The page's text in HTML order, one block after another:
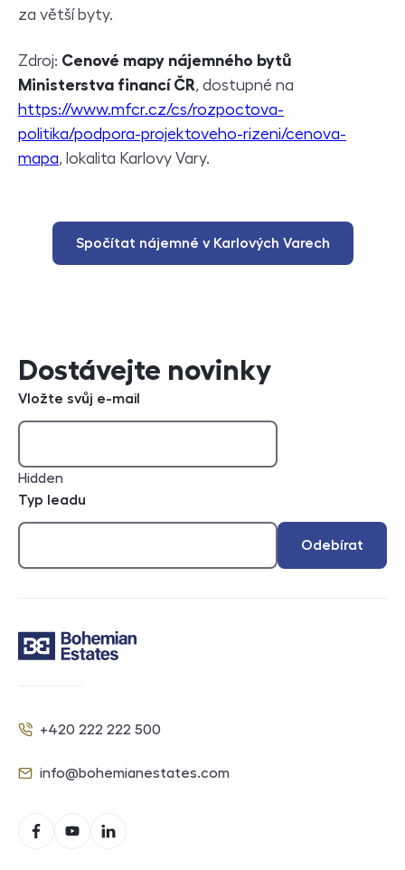
za větší byty.
Zdroj: Cenové mapy nájemného bytů
Ministerstva financí ČR, dostupné na
https://www.mfcr.cz/cs/rozpoctova-
politika/podpora-projektoveho-rizeni/cenova-
mapa, lokalita Karlovy Vary.
Spočítat nájemné v Karlových Varech
Dostávejte novinky
Vložte svůj e-mail
Hidden
Typ leadu
Odebírat
Telefon
+420 222 222 500
E-mail
info@bohemianestates.com
FacebookYouTubeLinkedIn